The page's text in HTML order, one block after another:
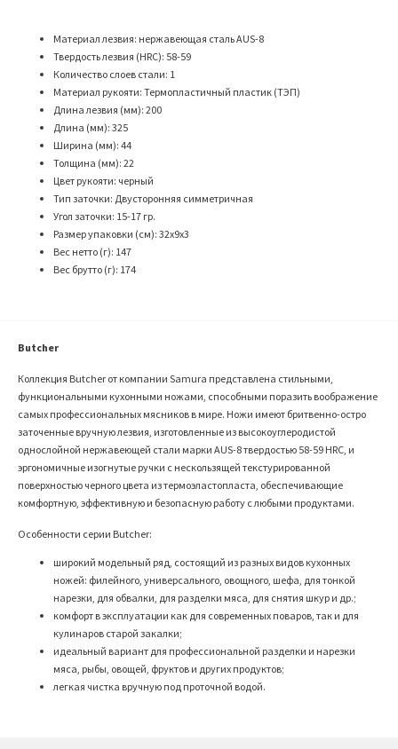
Материал лезвия: нержавеющая сталь AUS-8
Твердость лезвия (HRC): 58-59
Количество слоев стали: 1
Материал рукояти: Термопластичный пластик (ТЭП)
Длина лезвия (мм): 200
Длина (мм): 325
Ширина (мм): 44
Толщина (мм): 22
Цвет рукояти: черный
Тип заточки: Двусторонняя симметричная
Угол заточки: 15-17 гр.
Размер упаковки (см): 32x9x3
Вес нетто (г): 147
Вес брутто (г): 174
Butcher
Коллекция Butcher от компании Samura представлена стильными,
функциональными кухонными ножами, способными поразить воображение
самых профессиональных мясников в мире. Ножи имеют бритвенно-остро
заточенные вручную лезвия, изготовленные из высокоуглеродистой
однослойной нержавеющей стали марки AUS-8 твердостью 58-59 HRC, и
эргономичные изогнутые ручки с нескользящей текстурированной
поверхностью черного цвета из термоэластопласта, обеспечивающие
комфортную, эффективную и безопасную работу с любыми продуктами.
Особенности серии Butcher:
широкий модельный ряд, состоящий из разных видов кухонных
ножей: филейного, универсального, овощного, шефа, для тонкой
нарезки, для обвалки, для разделки мяса, для снятия шкур и др.;
комфорт в эксплуатации как для современных поваров, так и для
кулинаров старой закалки;
идеальный вариант для профессиональной разделки и нарезки
мяса, рыбы, овощей, фруктов и других продуктов;
легкая чистка вручную под проточной водой.